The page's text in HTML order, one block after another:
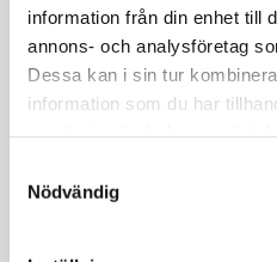
information från din enhet till
annons- och analysföretag
Dessa kan i sin tur
information som du har
Nödvändig
Kontakta oss
Storlek : 170 cm
Mekanik : Renner
Pedaler : 2